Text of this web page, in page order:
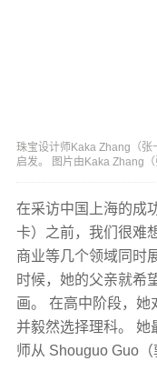
珠宝设计师Kaka Zhang（张
启发。 图片由Kaka Zhang（
在采访中国上海的成
卡）之前，我们很难
商业等几个领域同时
时候，她的父亲就希
画。 在高中阶段，她
并毅然选择理科。 她
师从 Shouguo Guo（